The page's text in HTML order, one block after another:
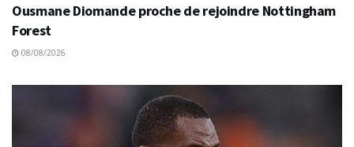
Ousmane Diomande proche de rejoindre Nottingham
Forest
08/08/2026